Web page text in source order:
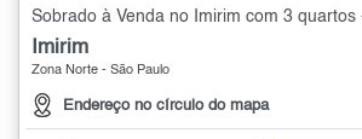
Sobrado à Venda no Imirim com 3 quartos
Imirim
Zona Norte - São Paulo
Endereço no círculo do mapa